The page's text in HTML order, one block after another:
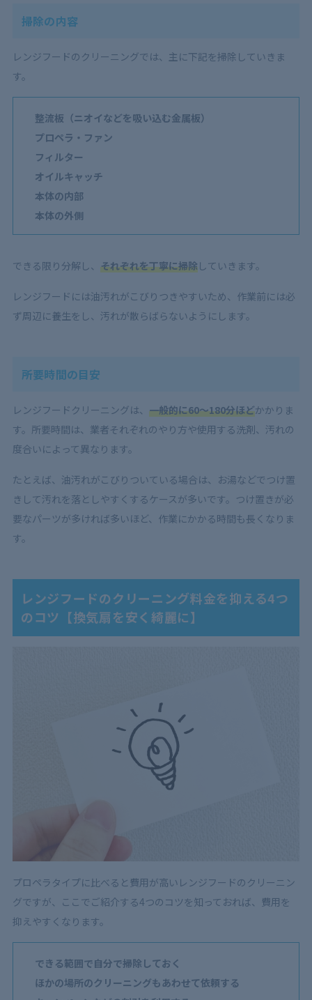
掃除の内容
レンジフードのクリーニングでは、主に下記を掃除していきま
す。
整流板（ニオイなどを吸い込む金属板）
プロペラ・ファン
フィルター
オイルキャッチ
本体の内部
本体の外側
できる限り分解し、 それぞれを丁寧に掃除していきます。
レンジフードには油汚れがこびりつきやすいため、作業前には必
ず周辺に養生をし、汚れが散らばらないようにします。
所要時間の目安
レンジフードクリーニングは、 一般的に60～180分ほどかかりま
す。所要時間は、業者それぞれのやり方や使用する洗剤、汚れの
度合いによって異なります。
たとえば、油汚れがこびりついている場合は、お湯などでつけ置
きして汚れを落としやすくするケースが多いです。つけ置きが必
要なパーツが多ければ多いほど、作業にかかる時間も長くなりま
す。
レンジフードのクリーニング料金を抑える4つ
のコツ【換気扇を安く綺麗に】
プロペラタイプに比べると費用が高いレンジフードのクリーニン
グですが、ここでご紹介する4つのコツを知っておれば、費用を
抑えやすくなります。
できる範囲で自分で掃除しておく
ほかの場所のクリーニングもあわせて依頼する